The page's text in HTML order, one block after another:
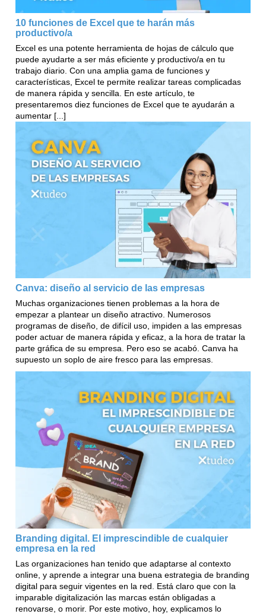
10 funciones de Excel que te harán más
productivo/a
Excel es una potente herramienta de hojas de cálculo que
puede ayudarte a ser más eficiente y productivo/a en tu
trabajo diario. Con una amplia gama de funciones y
características, Excel te permite realizar tareas complicadas
de manera rápida y sencilla. En este artículo, te
presentaremos diez funciones de Excel que te ayudarán a
aumentar [...]
Canva: diseño al servicio de las empresas
Muchas organizaciones tienen problemas a la hora de
empezar a plantear un diseño atractivo. Numerosos
programas de diseño, de difícil uso, impiden a las empresas
poder actuar de manera rápida y eficaz, a la hora de tratar la
parte gráfica de su empresa. Pero eso se acabó. Canva ha
supuesto un soplo de aire fresco para las empresas.
Branding digital. El imprescindible de cualquier
empresa en la red
Las organizaciones han tenido que adaptarse al contexto
online, y aprende a integrar una buena estrategia de branding
digital para seguir vigentes en la red. Está claro que con la
imparable digitalización las marcas están obligadas a
renovarse, o morir. Por este motivo, hoy, explicamos lo